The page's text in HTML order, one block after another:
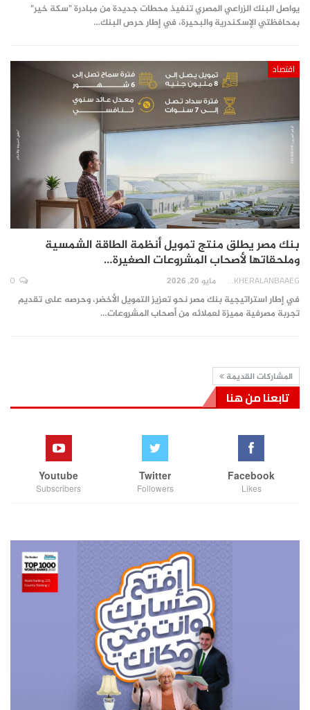
يواصل البنك الزراعي المصري تنفيذ محطات جديدة من مبادرة "سكة خير"
بمحافظتي الإسكندرية والبحيرة، في إطار حرص البنك…
اقتصاد
بنك مصر يطلق منتج تمويل أنظمة الطاقة الشمسية
وملحقاتها لأصحاب المشروعات الصغيرة…
AKHERALANBAAEG مايو 20, 2026
في إطار استراتيجية بنك مصر نحو تعزيز التمويل الأخضر، وحرصه على تقديم
تجربة مصرفية مميزة لعملائه من أصحاب المشروعات…
المشاركات القديمة
تابعنا من هنا
Facebook
Likes
Twitter
Followers
Youtube
Subscribers